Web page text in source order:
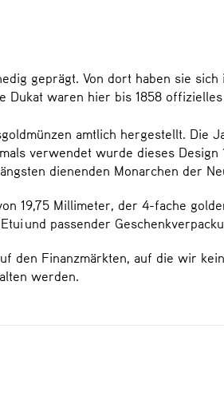
geprägt. Von dort haben sie
waren hier bis 1858 offizielles
amtlich hergestellt. Die
verwendet wurde dieses
dienenden Monarchen der
19,75 Millimeter, der 4-fache
und passender
den Finanzmärkten, auf die wir
werden.